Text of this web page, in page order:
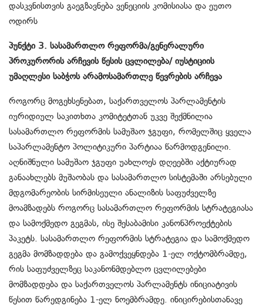
დასკვნისთვის გაეგზავნება ვენეციის კომისიასა და ეუთო
ოდირს
პუნქტი 3. სასამართლო რეფორმა/გენერალური
პროკურორის არჩევის წესის ცვლილება/ იუსტიციის
უმაღლესი საბჭოს არამოსამართლე წევრების არჩევა
როგორც მოგეხსენებათ, საქართველოს პარლამენტის
იურიდიულ საკითხთა კომიტეტთან უკვე შექმნილია
სასამართლო რეფორმის სამუშაო ჯგუფი, რომელშიც ყველა
საპარლამენტო პოლიტიკური პარტიაა წარმოდგენილი.
აღნიშნული სამუშაო ჯგუფი უახლოეს დღეებში აქტიურად
განაახლებს მუშაობას და სასამართლო სისტემაში არსებული
მდგომარეობის სირმისეული ანალიზის საფუძველზე
მოამზადებს როგორც სასამართლო რეფორმის სტრატეგიასა
და სამოქმედო გეგმას, ისე შესაბამისი კანონპროექტების
პაკეტს. სასამართლო რეფორმის სტრატეგია და სამოქმედო
გეგმა მომზადდება და გამოქვეყნდება 1-ელ ოქტომბრამდე,
რის საფუძველზეც საკანონმდებლო ცვლილებები
მომზადდება და საქართველოს პარლამენტს ინიციატივის
წესით წარედგინება 1-ელ ნოემბრამდე. ინიცირებისთანავე